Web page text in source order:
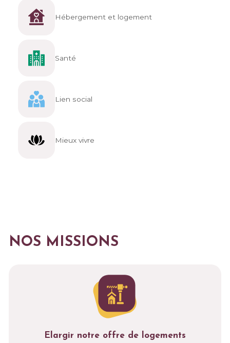
Hébergement et logement
Santé
Lien social
Mieux vivre
NOS MISSIONS
Elargir notre offre de logements